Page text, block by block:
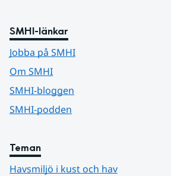
SMHI-länkar
Jobba på SMHI
Om SMHI
SMHI-bloggen
SMHI-podden
Teman
Havsmiljö i kust och hav